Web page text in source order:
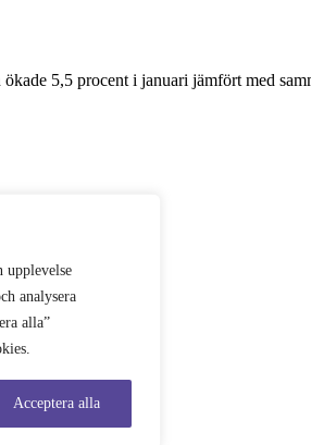
upplevelse
analysera
alla”
Acceptera alla
5,5 procent i januari jämfört med